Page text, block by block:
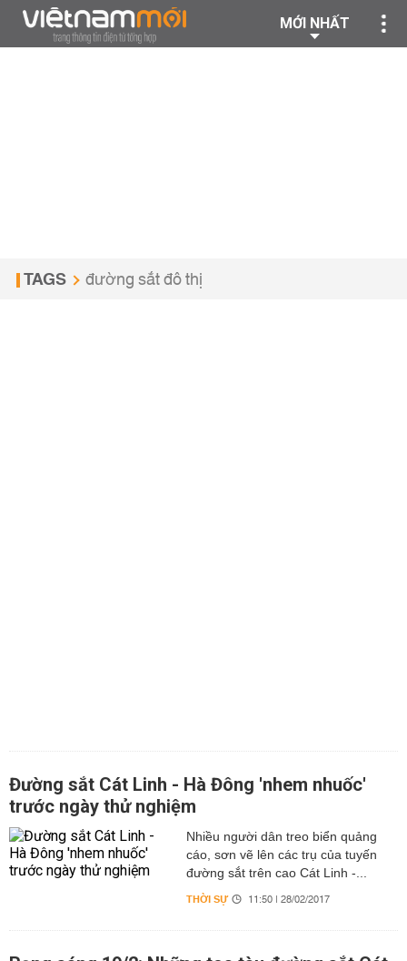
MỚI NHẤT
TAGS đường sắt đô thị
Đường sắt Cát Linh - Hà Đông 'nhem nhuốc'
trước ngày thử nghiệm
Nhiều người dân treo biển quảng
cáo, sơn vẽ lên các trụ của tuyến
đường sắt trên cao Cát Linh -...
THỜI SỰ 11:50 | 28/02/2017